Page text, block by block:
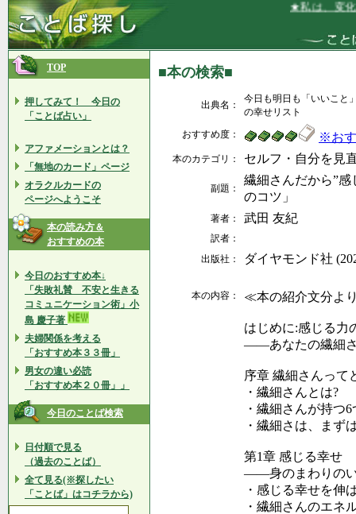
★私は、変化
TOP
押してみて！ 今日の
「ことば占い」
アファメーションとは？
「無地のカード」ページ
オラクルカードの
ページへようこそ
本の読み方＆
おすすめの本
今日のおすすめ本↓
「失敗礼賛 不安と生きる
コミュニケーション術」小
島 慶子著
夫婦関係を考える
「おすすめ本３３冊」
男女の違い必読
「おすすめ本２０冊」」
今日のことば検索
日付順で見る
（過去のことば）
全て見る(※探したい
「ことば」はコチラから)
■本の検索■
出典名：
今日も明日も「いいこと
の幸せリスト
おすすめ度：
※お
本のカテゴリ： セルフ・自分を見
副題：
繊細さんだから”感
のコツ」
著者： 武田 友紀
訳者：
出版社：
ダイヤモンド社
本の内容： ≪本の紹介文分よ
はじめに:感じる力
――あなたの繊細
序章 繊細さんって
・繊細さんとは?
・繊細さんが持つ
・繊細さは、まず
第1章 感じる幸せ
――身のまわりのい
・感じる幸せを伸
・繊細さんのエネ